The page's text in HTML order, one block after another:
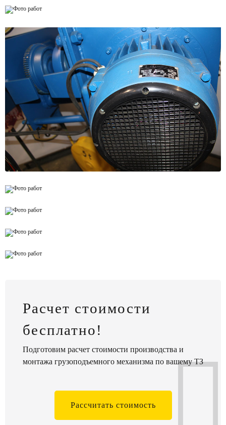
Установка тормозов
Расчет стоимости
бесплатно!
Подготовим расчет стоимости производства и
монтажа грузоподъемного механизма по вашему ТЗ
Рассчитать стоимость